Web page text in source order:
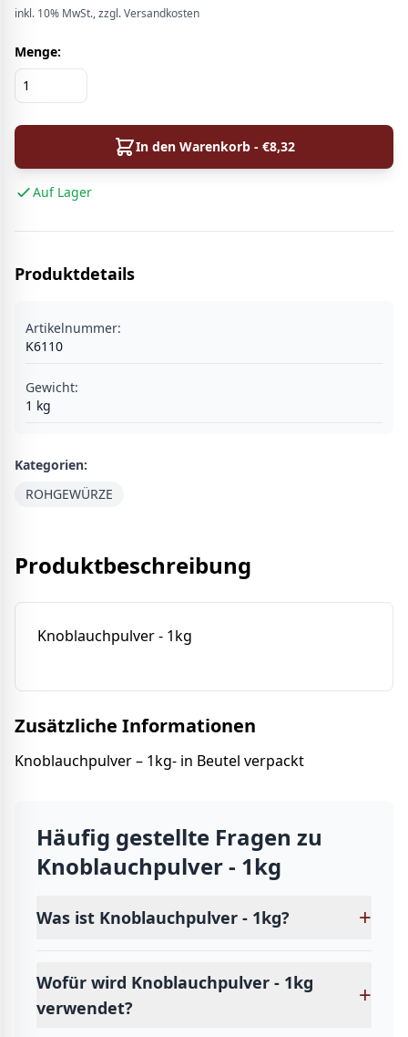
inkl. 10% MwSt., zzgl. Versandkosten
Menge:
In den Warenkorb - €8,32
Auf Lager
Produktdetails
Artikelnummer:
K6110
Gewicht:
1 kg
Kategorien:
ROHGEWÜRZE
Produktbeschreibung
Knoblauchpulver - 1kg
Zusätzliche Informationen
Knoblauchpulver – 1kg- in Beutel verpackt
Häufig gestellte Fragen zu
Knoblauchpulver - 1kg
Was ist Knoblauchpulver - 1kg? +
Wofür wird Knoblauchpulver - 1kg
verwendet?
+